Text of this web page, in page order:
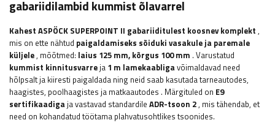
gabariidilambid kummist õlavarrel
Kahest ASPÖCK SUPERPOINT II gabariiditulest koosnev komplekt ,
mis on ette nähtud paigaldamiseks sõiduki vasakule ja paremale
küljele, mõõtmed: laius 125 mm, kõrgus 100 mm . Varustatud
kummist kinnitusvarreja 1 m lamekaabligavõimaldavad need
hõlpsalt ja kiiresti paigaldada ning neid saab kasutadatarneautodes,
haagistes, poolhaagistes ja matkaautodes . Märgituled on E9
sertifikaadigaja vastavad standardile ADR-tsoon 2, mis tähendab, et
need on kohandatud töötama plahvatusohtlikes tsoonides.